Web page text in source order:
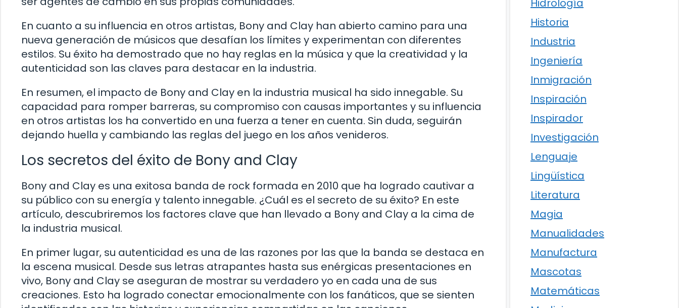
En cuanto a su influencia en otros artistas, Bony and Clay han abierto camino para una
nueva generación de músicos que desafían los límites y experimentan con diferentes
estilos. Su éxito ha demostrado que no hay reglas en la música y que la creatividad y la
autenticidad son las claves para destacar en la industria.
En resumen, el impacto de Bony and Clay en la industria musical ha sido innegable. Su
capacidad para romper barreras, su compromiso con causas importantes y su influencia
en otros artistas los ha convertido en una fuerza a tener en cuenta. Sin duda, seguirán
dejando huella y cambiando las reglas del juego en los años venideros.
Los secretos del éxito de Bony and Clay
Bony and Clay es una exitosa banda de rock formada en 2010 que ha logrado cautivar a
su público con su energía y talento innegable. ¿Cuál es el secreto de su éxito? En este
artículo, descubriremos los factores clave que han llevado a Bony and Clay a la cima de
la industria musical.
En primer lugar, su autenticidad es una de las razones por las que la banda se destaca en
la escena musical. Desde sus letras atrapantes hasta sus enérgicas presentaciones en
vivo, Bony and Clay se aseguran de mostrar su verdadero yo en cada una de sus
creaciones. Esto ha logrado conectar emocionalmente con los fanáticos, que se sienten
Hidrología
Historia
Industria
Ingeniería
Inmigración
Inspiración
Inspirador
Investigación
Lenguaje
Lingüística
Literatura
Magia
Manualidades
Manufactura
Mascotas
Matemáticas